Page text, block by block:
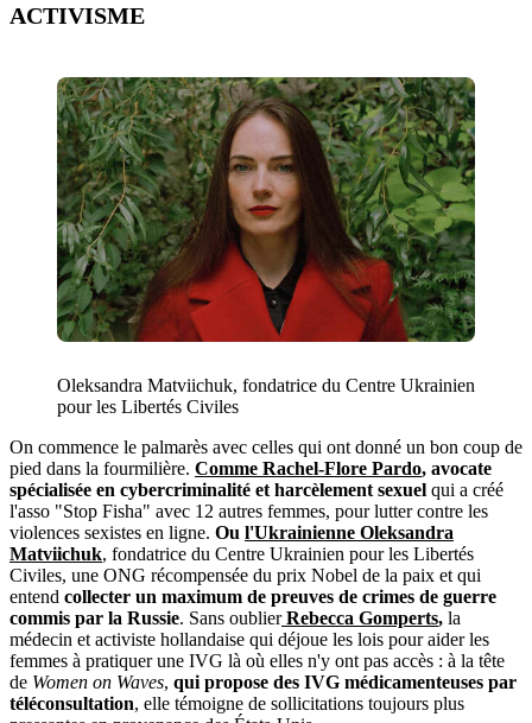
ACTIVISME
Oleksandra Matviichuk, fondatrice du Centre Ukrainien
pour les Libertés Civiles
On commence le palmarès avec celles qui ont donné un bon coup de
pied dans la fourmilière. Comme Rachel-Flore Pardo, avocate
spécialisée en cybercriminalité et harcèlement sexuel qui a créé
l'asso "Stop Fisha" avec 12 autres femmes, pour lutter contre les
violences sexistes en ligne. Ou l'Ukrainienne Oleksandra
Matviichuk, fondatrice du Centre Ukrainien pour les Libertés
Civiles, une ONG récompensée du prix Nobel de la paix et qui
entend collecter un maximum de preuves de crimes de guerre
commis par la Russie. Sans oublier Rebecca Gomperts, la
médecin et activiste hollandaise qui déjoue les lois pour aider les
femmes à pratiquer une IVG là où elles n'y ont pas accès : à la tête
de Women on Waves, qui propose des IVG médicamenteuses par
téléconsultation, elle témoigne de sollicitations toujours plus